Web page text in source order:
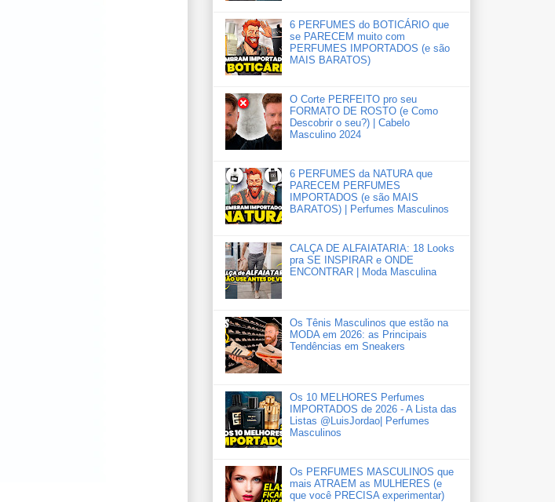
6 PERFUMES do BOTICÁRIO que
se PARECEM muito com
PERFUMES IMPORTADOS (e são
MAIS BARATOS)
O Corte PERFEITO pro seu
FORMATO DE ROSTO (e Como
Descobrir o seu?) | Cabelo
Masculino 2024
6 PERFUMES da NATURA que
PARECEM PERFUMES
IMPORTADOS (e são MAIS
BARATOS) | Perfumes Masculinos
CALÇA DE ALFAIATARIA: 18 Looks
pra SE INSPIRAR e ONDE
ENCONTRAR | Moda Masculina
Os Tênis Masculinos que estão na
MODA em 2026: as Principais
Tendências em Sneakers
Os 10 MELHORES Perfumes
IMPORTADOS de 2026 - A Lista das
Listas ‪‪‪@LuisJordao‬| Perfumes
Masculinos
Os PERFUMES MASCULINOS que
mais ATRAEM as MULHERES (e
que você PRECISA experimentar)